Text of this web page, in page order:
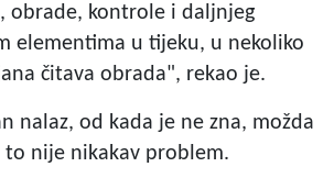
obrade, kontrole i daljnjeg
elementima u tijeku, u nekoliko
čitava obrada", rekao je.
nalaz, od kada je ne zna, možda
nije nikakav problem.